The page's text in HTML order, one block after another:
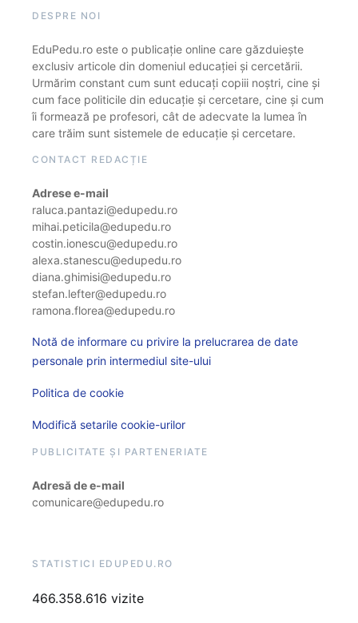
DESPRE NOI
EduPedu.ro este o publicație online care găzduiește
exclusiv articole din domeniul educației și cercetării.
Urmărim constant cum sunt educați copiii noștri, cine și
cum face politicile din educație și cercetare, cine și cum
îi formează pe profesori, cât de adecvate la lumea în
care trăim sunt sistemele de educație și cercetare.
CONTACT REDACȚIE
Adrese e-mail
raluca.pantazi@edupedu.ro
mihai.peticila@edupedu.ro
costin.ionescu@edupedu.ro
alexa.stanescu@edupedu.ro
diana.ghimisi@edupedu.ro
stefan.lefter@edupedu.ro
ramona.florea@edupedu.ro
Notă de informare cu privire la prelucrarea de date
personale prin intermediul site-ului
Politica de cookie
Modifică setarile cookie-urilor
PUBLICITATE ȘI PARTENERIATE
Adresă de e-mail
comunicare@edupedu.ro
STATISTICI EDUPEDU.RO
466.358.616 vizite